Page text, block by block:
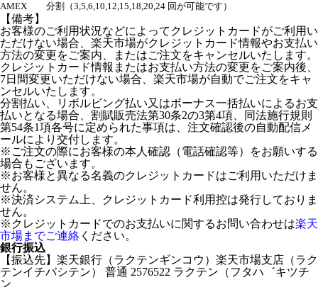
AMEX
分割（3,5,6,10,12,15,18,20,24 回が可能です）
【備考】
お客様のご利用状況などによってクレジットカードがご利用い
ただけない場合、楽天市場がクレジットカード情報やお支払い
方法の変更をご案内、またはご注文をキャンセルいたします。
クレジットカード情報またはお支払い方法の変更をご案内後、
7日間変更いただけない場合、楽天市場が自動でご注文をキャ
ンセルいたします。
分割払い、リボルビング払い又はボーナス一括払いによるお支
払いとなる場合、割賦販売法第30条2の3第4項、同法施行規則
第54条1項各号に定められた事項は、注文確認後の自動配信メ
ールにより交付します。
※ご注文の際にお客様の本人確認（電話確認等）をお願いする
場合もございます。
※お客様と異なる名義のクレジットカードはご利用いただけま
せん。
※決済システム上、クレジットカード利用控は発行しておりま
せん。
※クレジットカードでのお支払いに関するお問い合わせは楽天
市場までご連絡 ください。
銀行振込
【振込先】楽天銀行（ラクテンギンコウ）楽天市場支店（ラク
テンイチバシテン） 普通 2576522 ラクテン（フタハ゛キツチ
ン